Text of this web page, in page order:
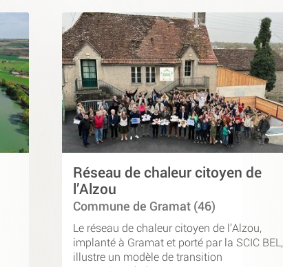
Réseau de chaleur citoyen de
l’Alzou
Commune de Gramat (46)
Le réseau de chaleur citoyen de l’Alzou,
implanté à Gramat et porté par la SCIC BEL,
illustre un modèle de transition